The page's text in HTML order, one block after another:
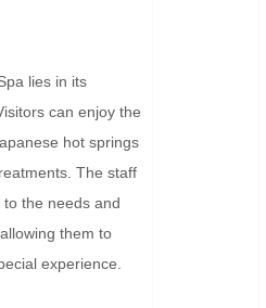
lies in its
can enjoy the
hot springs
The staff
the needs and
them to
experience.